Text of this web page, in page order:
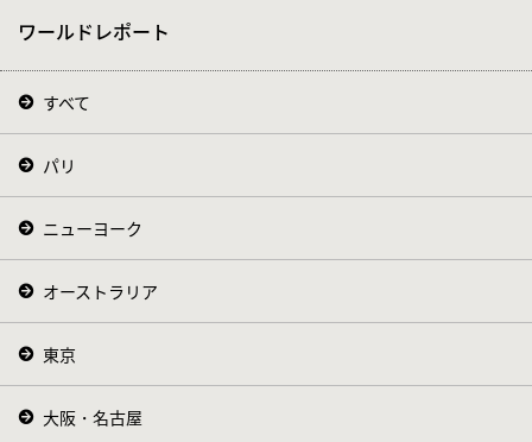
ワールドレポート
すべて
パリ
ニューヨーク
オーストラリア
東京
大阪・名古屋